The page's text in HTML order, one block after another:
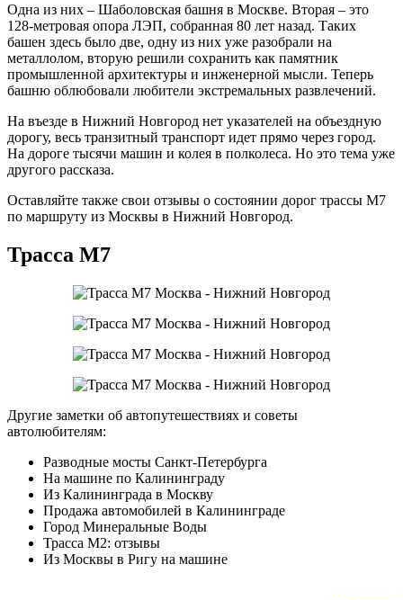
Одна из них – Шаболовская башня в Москве. Вторая – это
128-метровая опора ЛЭП, собранная 80 лет назад. Таких
башен здесь было две, одну из них уже разобрали на
металлолом, вторую решили сохранить как памятник
промышленной архитектуры и инженерной мысли. Теперь
башню облюбовали любители экстремальных развлечений.
На въезде в Нижний Новгород нет указателей на объездную
дорогу, весь транзитный транспорт идет прямо через город.
На дороге тысячи машин и колея в полколеса. Но это тема уже
другого рассказа.
Оставляйте также свои отзывы о состоянии дорог трассы М7
по маршруту из Москвы в Нижний Новгород.
Трасса М7
Другие заметки об автопутешествиях и советы
автолюбителям:
Разводные мосты Санкт-Петербурга
На машине по Калининграду
Из Калининграда в Москву
Продажа автомобилей в Калининграде
Город Минеральные Воды
Трасса М2: отзывы
Из Москвы в Ригу на машине